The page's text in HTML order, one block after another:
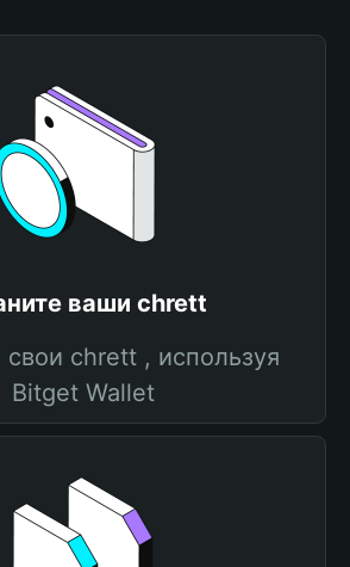
ваши chrett
chrett , используя
Bitget Wallet